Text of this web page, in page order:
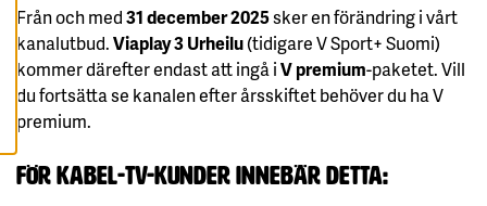
C
O
O
I
E
S
Från och med31 december 2025sker en förändring i vårt
kanalutbud.Viaplay 3 Urheilu(tidigare V Sport+ Suomi)
kommer därefter endast att ingå iV premium-paketet. Vill
du fortsätta se kanalen efter årsskiftet behöver du ha V
premium.
För kabel-TV-kunder innebär detta: